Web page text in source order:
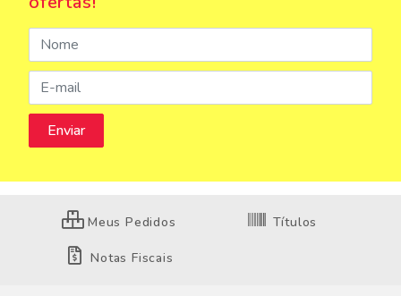
Meus Pedidos Títulos
Notas Fiscais